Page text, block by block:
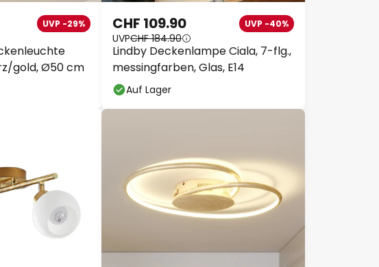
gold, Ø50 cm
UVP -29%
Lindby Deckenlampe Ciala, 7-flg.,
messingfarben, Glas, E14
CHF 109.90 UVP -40%
UVPCHF 184.90
Auf Lager